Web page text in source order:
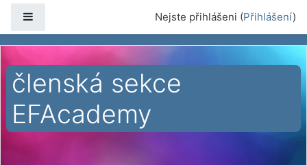
Nejste přihlášeni (Přihlášení)
členská sekce
EFAcademy